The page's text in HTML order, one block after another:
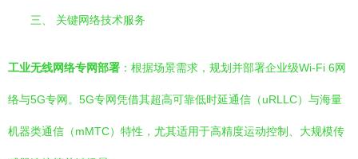
三、 关键网络技术服务
工业无线网络专网部署 ：根据场景需求，规划并部署企业级Wi-Fi 6网
络与5G专网。5G专网凭借其超高可靠低时延通信（uRLLC）与海量
机器类通信（mMTC）特性，尤其适用于高精度运动控制、大规模传